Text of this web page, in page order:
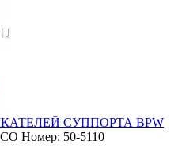
СУППОРТА BPW
Номер: 50-5110